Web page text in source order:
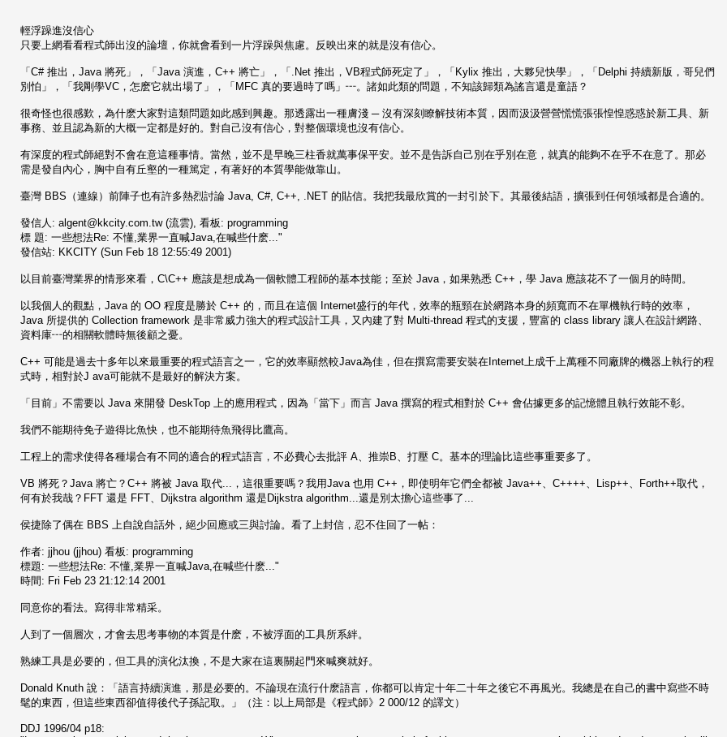
輕浮躁進沒信心
只要上網看看程式師出沒的論壇，你就會看到一片浮躁與焦慮。反映出來的就是沒有信心。
「C# 推出，Java 將死」，「Java 演進，C++ 將亡」，「.Net 推出，VB程式師死定了」，「Kylix 推出，大夥兒快學」，「Delphi 持續新版，哥兒們
別怕」，「我剛學VC，怎麽它就出場了」，「MFC 真的要過時了嗎」┅。諸如此類的問題，不知該歸類為謠言還是童語？
很奇怪也很感歎，為什麽大家對這類問題如此感到興趣。那透露出一種膚淺 ─ 沒有深刻瞭解技術本質，因而汲汲營營慌慌張張惶惶惑惑於新工具、新
事務、並且認為新的大概一定都是好的。對自己沒有信心，對整個環境也沒有信心。
有深度的程式師絕對不會在意這種事情。當然，並不是早晚三柱香就萬事保平安。並不是告訴自己別在乎別在意，就真的能夠不在乎不在意了。那必
需是發自內心，胸中自有丘壑的一種篤定，有著好的本質學能做靠山。
臺灣 BBS（連線）前陣子也有許多熱烈討論 Java, C#, C++, .NET 的貼信。我把我最欣賞的一封引於下。其最後結語，擴張到任何領域都是合適的。
發信人: algent@kkcity.com.tw (流雲), 看板: programming
標 題: 一些想法Re: 不懂,業界一直喊Java,在喊些什麽..."
發信站: KKCITY (Sun Feb 18 12:55:49 2001)
以目前臺灣業界的情形來看，C\C++ 應該是想成為一個軟體工程師的基本技能；至於 Java，如果熟悉 C++，學 Java 應該花不了一個月的時間。
以我個人的觀點，Java 的 OO 程度是勝於 C++ 的，而且在這個 Internet盛行的年代，效率的瓶頸在於網路本身的頻寬而不在單機執行時的效率，
Java 所提供的 Collection framework 是非常威力強大的程式設計工具，又內建了對 Multi-thread 程式的支援，豐富的 class library 讓人在設計網路、
資料庫┅的相關軟體時無後顧之憂。
C++ 可能是過去十多年以來最重要的程式語言之一，它的效率顯然較Java為佳，但在撰寫需要安裝在Internet上成千上萬種不同廠牌的機器上執行的程
式時，相對於J ava可能就不是最好的解決方案。
「目前」不需要以 Java 來開發 DeskTop 上的應用程式，因為「當下」而言 Java 撰寫的程式相對於 C++ 會佔據更多的記憶體且執行效能不彰。
我們不能期待免子遊得比魚快，也不能期待魚飛得比鷹高。
工程上的需求使得各種場合有不同的適合的程式語言，不必費心去批評 A、推崇B、打壓 C。基本的理論比這些事重要多了。
VB 將死？Java 將亡？C++ 將被 Java 取代...，這很重要嗎？我用Java 也用 C++，即使明年它們全都被 Java++、C++++、Lisp++、Forth++取代，
何有於我哉？FFT 還是 FFT、Dijkstra algorithm 還是Dijkstra algorithm...還是別太擔心這些事了...
侯捷除了偶在 BBS 上自說自話外，絕少回應或三與討論。看了上封信，忍不住回了一帖：
作者: jjhou (jjhou) 看板: programming
標題: 一些想法Re: 不懂,業界一直喊Java,在喊些什麽..."
時間: Fri Feb 23 21:12:14 2001
同意你的看法。寫得非常精采。
人到了一個層次，才會去思考事物的本質是什麽，不被浮面的工具所系絆。
熟練工具是必要的，但工具的演化汰換，不是大家在這裏關起門來喊爽就好。
Donald Knuth 說：「語言持續演進，那是必要的。不論現在流行什麽語言，你都可以肯定十年二十年之後它不再風光。我總是在自己的書中寫些不時
髦的東西，但這些東西卻值得後代子孫記取。」（注：以上局部是《程式師》2 000/12 的譯文）
DDJ 1996/04 p18: